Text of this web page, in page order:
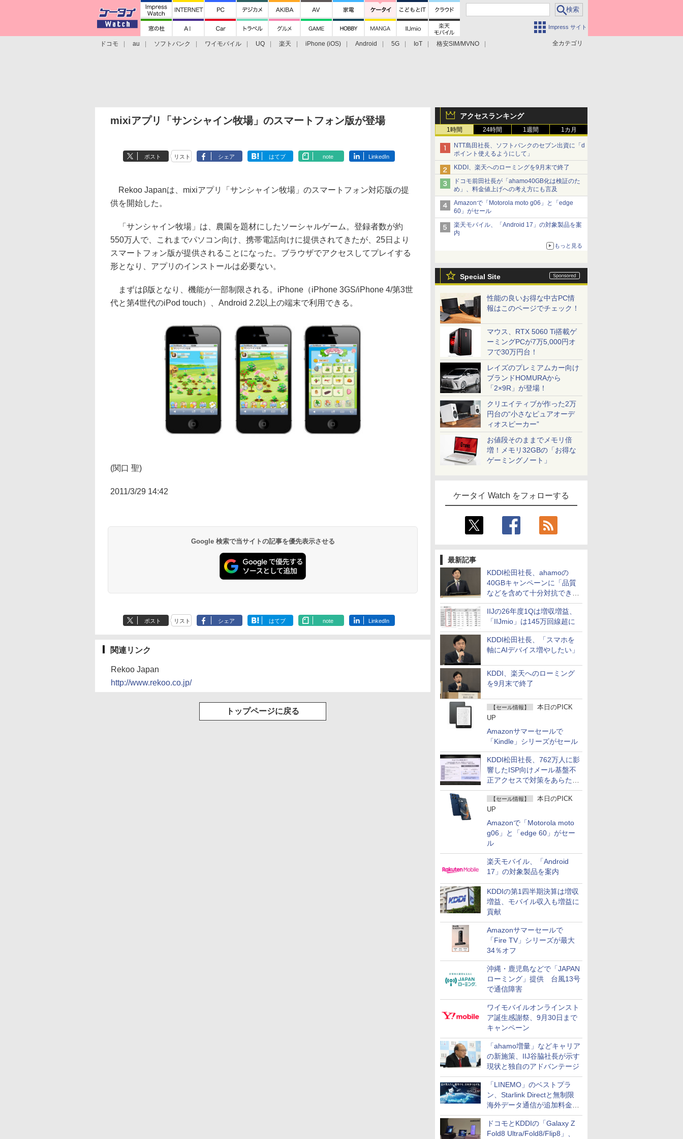
Impress サイト
全カテゴリ
ドコモ au ソフトバンク ワイモバイル UQ 楽天 iPhone (iOS) Android 5G IoT
格安SIM/MVNO
アクセスランキング
1時間 24時間 1週間 1カ月
NTT島田社長、ソフトバンクのセブン出資に「d
ポイント使えるようにして」
KDDI、楽天へのローミングを9月末で終了
ドコモ前田社長が「ahamo40GB化は検証のた
め」、料金値上げへの考え方にも言及
Amazonで「Motorola moto g06」と「edge
60」がセール
楽天モバイル、「Android 17」の対象製品を案
内
もっと見る
Special Site
性能の良いお得な中古PC情
報はこのページでチェック！
マウス、RTX 5060 Ti搭載ゲ
ーミングPCが7万5,000円オ
フで30万円台！
レイズのプレミアムカー向け
ブランドHOMURAから
「2×9R」が登場！
クリエイティブが作った2万
円台の“小さなピュアオーデ
ィオスピーカー”
お値段そのままでメモリ倍
増！メモリ32GBの「お得な
ゲーミングノート」
ケータイ Watch をフォローする
最新記事
KDDI松田社長、ahamoの
40GBキャンペーンに「品質
などを含めて十分対抗でき
る」
IIJの26年度1Qは増収増益、
「IIJmio」は145万回線超に
KDDI松田社長、「スマホを
軸にAIデバイス増やしたい」
KDDI、楽天へのローミング
を9月末で終了
【セール情報】
本日のPICK
UP
Amazonサマーセールで
「Kindle」シリーズがセール
KDDI松田社長、762万人に影
響したISP向けメール基盤不
正アクセスで対策をあらため
て説明
【セール情報】
本日のPICK
UP
Amazonで「Motorola moto
g06」と「edge 60」がセー
ル
楽天モバイル、「Android
17」の対象製品を案内
KDDIの第1四半期決算は増収
増益、モバイル収入も増益に
貢献
Amazonサマーセールで
「Fire TV」シリーズが最大
34％オフ
沖縄・鹿児島などで「JAPAN
ローミング」提供 台風13号
で通信障害
ワイモバイルオンラインスト
ア誕生感謝祭、9月30日まで
キャンペーン
「ahamo増量」などキャリア
の新施策、IIJ谷脇社長が示す
現状と独自のアドバンテージ
「LINEMO」のベストプラ
ン、Starlink Directと無制限
海外データ通信が追加料金な
しに
ドコモとKDDIの「Galaxy Z
Fold8 Ultra/Fold8/Flip8」、
mixiアプリ「サンシャイン牧場」のスマートフォン版が登場
ポスト リスト シェア はてブ note LinkedIn
Rekoo Japanは、mixiアプリ「サンシャイン牧場」のスマートフォン対応版の提
供を開始した。
「サンシャイン牧場」は、農園を題材にしたソーシャルゲーム。登録者数が約
550万人で、これまでパソコン向け、携帯電話向けに提供されてきたが、25日より
スマートフォン版が提供されることになった。ブラウザでアクセスしてプレイする
形となり、アプリのインストールは必要ない。
まずはβ版となり、機能が一部制限される。iPhone（iPhone 3GS/iPhone 4/第3世
代と第4世代のiPod touch）、Android 2.2以上の端末で利用できる。
(関口 聖)
2011/3/29 14:42
Google 検索で当サイトの記事を優先表示させる
ポスト リスト シェア はてブ note LinkedIn
関連リンク
Rekoo Japan
http://www.rekoo.co.jp/
トップページに戻る